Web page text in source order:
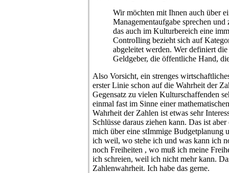
Wir möchten mit Ihnen auch über
Managementaufgabe sprechen
das auch im Kulturbereich eine
ControIling bezieht sich auf
abgeleitet werden. Wer definiert
Geldgeber, die öffentliche Hand,
Also Vorsicht, ein strenges
erster Linie schon auf die Wahrheit der
Gegensatz zu vielen Kulturschaffenden
einmal fast im Sinne einer
Wahrheit der Zahlen ist etwas sehr
Schlüsse daraus ziehen kann. Das ist
mich über eine stImmige Budgetplanung
ich weil, wo stehe ich und was kann ich
noch Freiheiten , wo muß ich meine
ich schreien, weil ich nicht mehr kann.
Zahlenwahrheit. Ich habe das gerne.